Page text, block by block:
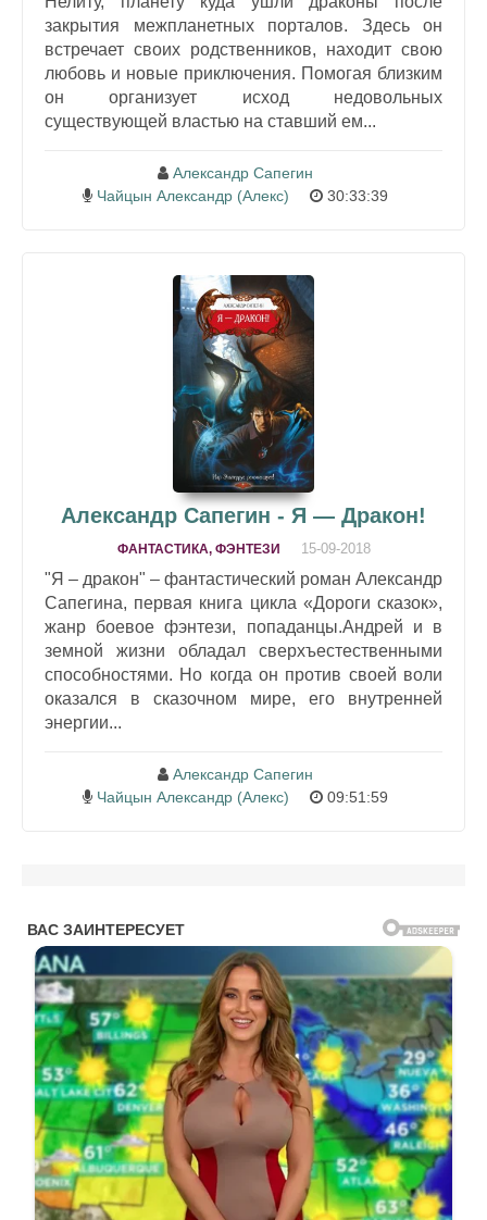
закрытия межпланетных порталов. Здесь он
встречает своих родственников, находит свою
любовь и новые приключения. Помогая близким
он организует исход недовольных
существующей властью на ставший ем...
Александр Сапегин
Чайцын Александр (Алекс)
30:33:39
Александр Сапегин - Я — Дракон!
ФАНТАСТИКА, ФЭНТЕЗИ 15-09-2018
"Я – дракон" – фантастический роман Александр
Сапегина, первая книга цикла «Дороги сказок»,
жанр боевое фэнтези, попаданцы.Андрей и в
земной жизни обладал сверхъестественны­ми
способностями. Но когда он против своей воли
оказался в сказочном мире, его внутренней
энергии...
Александр Сапегин
Чайцын Александр (Алекс)
09:51:59